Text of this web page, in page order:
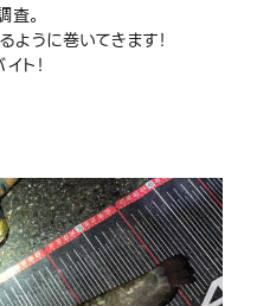
査。
ように巻いてきます！
ト！